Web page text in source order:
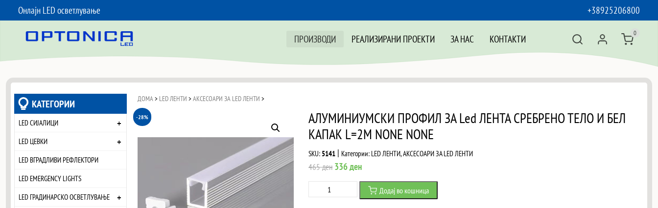
Онлајн LED осветлување
+38925206800
ПРОИЗВОДИ
РЕАЛИЗИРАНИ ПРОЕКТИ ЗА НАС КОНТАКТИ 0
КАТЕГОРИИ
LED СИЈАЛИЦИ +
LED ЦЕВКИ +
LED ВГРАДЛИВИ РЕФЛЕКТОРИ
LED EMERGENCY LIGHTS
LED ГРАДИНАРСКО ОСВЕТЛУВАЊЕ
+
ДОМА > LED ЛЕНТИ >АКСЕСОАРИ ЗА LED ЛЕНТИ >
-28%
АЛУМИНИУМСКИ ПРОФИЛ ЗА Led ЛЕНТА СРЕБРЕНО ТЕЛО И БЕЛ
КАПАК L=2M NONE NONE
SKU: 5141 | Категории: LED ЛЕНТИ,АКСЕСОАРИ ЗА LED ЛЕНТИ
465ден Original
price
336денCurrent
price
АЛУМИНИУМСКИ
ПРОФИЛ
Додај во кошница